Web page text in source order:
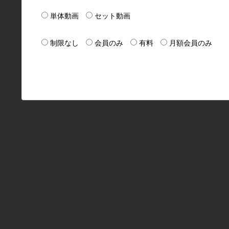
単体動画 セット動画
制限なし 会員のみ 有料 月額会員のみ